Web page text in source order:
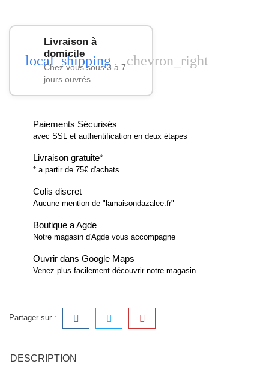
local_shipping
Livraison à
domicile
Chez vous sous 3 à 7
jours ouvrés
chevron_right
Paiements Sécurisés
avec SSL et authentification en deux étapes
Livraison gratuite*
* a partir de 75€ d'achats
Colis discret
Aucune mention de "lamaisondazalee.fr"
Boutique a Agde
Notre magasin d'Agde vous accompagne
Ouvrir dans Google Maps
Venez plus facilement découvrir notre magasin
Partager sur :
DESCRIPTION